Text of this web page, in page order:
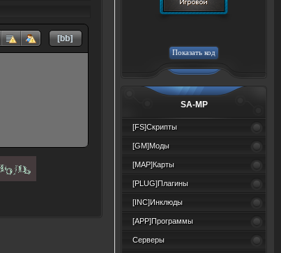
SA-MP
[FS]Скрипты
[GM]Моды
[MAP]Карты
[PLUG]Плагины
[INC]Инклюды
[APP]Программы
Серверы